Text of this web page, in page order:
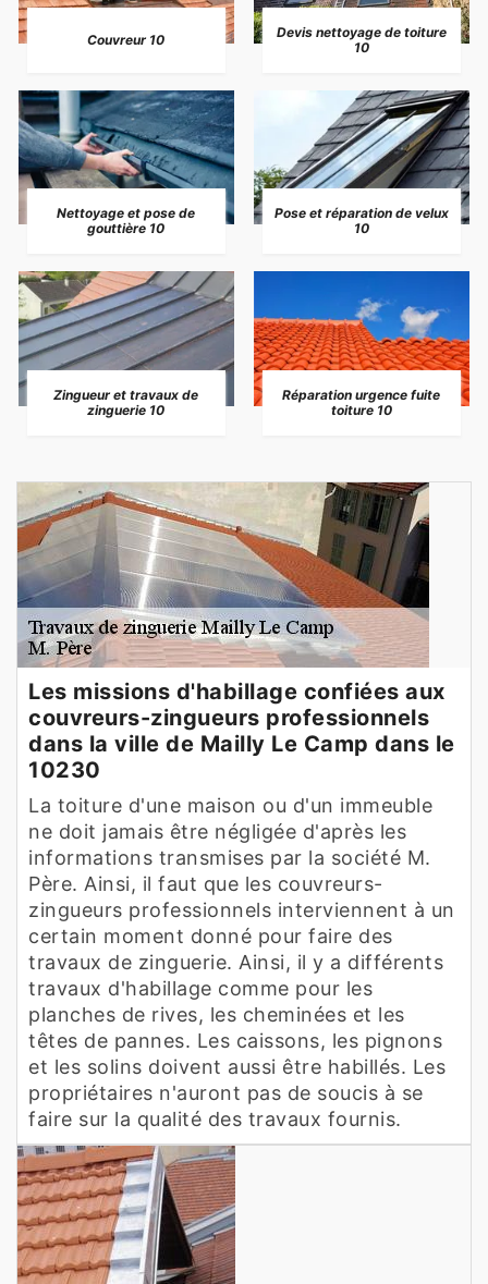
Couvreur 10
Devis nettoyage de toiture
10
Nettoyage et pose de
gouttière 10
Pose et réparation de velux
10
Zingueur et travaux de
zinguerie 10
Réparation urgence fuite
toiture 10
Les missions d'habillage confiées aux
couvreurs-zingueurs professionnels
dans la ville de Mailly Le Camp dans le
10230
La toiture d'une maison ou d'un immeuble
ne doit jamais être négligée d'après les
informations transmises par la société M.
Père. Ainsi, il faut que les couvreurs-
zingueurs professionnels interviennent à un
certain moment donné pour faire des
travaux de zinguerie. Ainsi, il y a différents
travaux d'habillage comme pour les
planches de rives, les cheminées et les
têtes de pannes. Les caissons, les pignons
et les solins doivent aussi être habillés. Les
propriétaires n'auront pas de soucis à se
faire sur la qualité des travaux fournis.